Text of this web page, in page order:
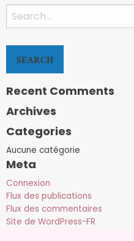
Search
for:
Recent Comments
Archives
Categories
Aucune catégorie
Meta
Connexion
Flux des publications
Flux des commentaires
Site de WordPress-FR